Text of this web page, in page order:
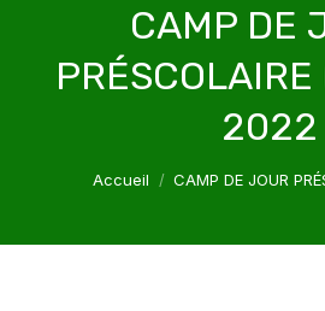
CAMP DE
2022
Vous êtes ici :
Accueil CAMP DE JOUR